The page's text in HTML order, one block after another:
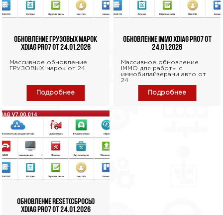
Обновление грузовых марок
XDIAG PRO7 от 24.01.2026
Массивное обновление
ГРУЗОВЫХ марок от 24
Подробнее
Обновление IMMO XDIAG PRO7 от
24.01.2026
Массивное обновление
IMMO для работы с
иммобилайзерами авто от
24
Подробнее
Обновление RESET(сбросы)
XDIAG PRO7 от 24.01.2026